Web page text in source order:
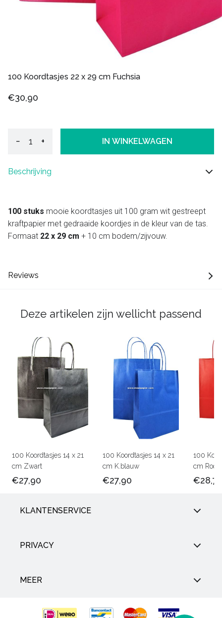
100 Koordtasjes 22 x 29 cm Fuchsia
€30,90
− + IN WINKELWAGEN
Beschrijving
100 stuks mooie koordtasjes uit 100 gram wit gestreept
kraftpapier met gedraaide koordjes in de kleur van de tas.
Formaat 22 x 29 cm + 10 cm bodem/zijvouw.
Reviews
Deze artikelen zijn wellicht passend
100 Koordtasjes 14 x 21
cm Zwart
€27,90
100 Koordtasjes 14 x 21
cm K.blauw
€27,90
100
cm Rood
€28,75
KLANTENSERVICE
PRIVACY
MEER